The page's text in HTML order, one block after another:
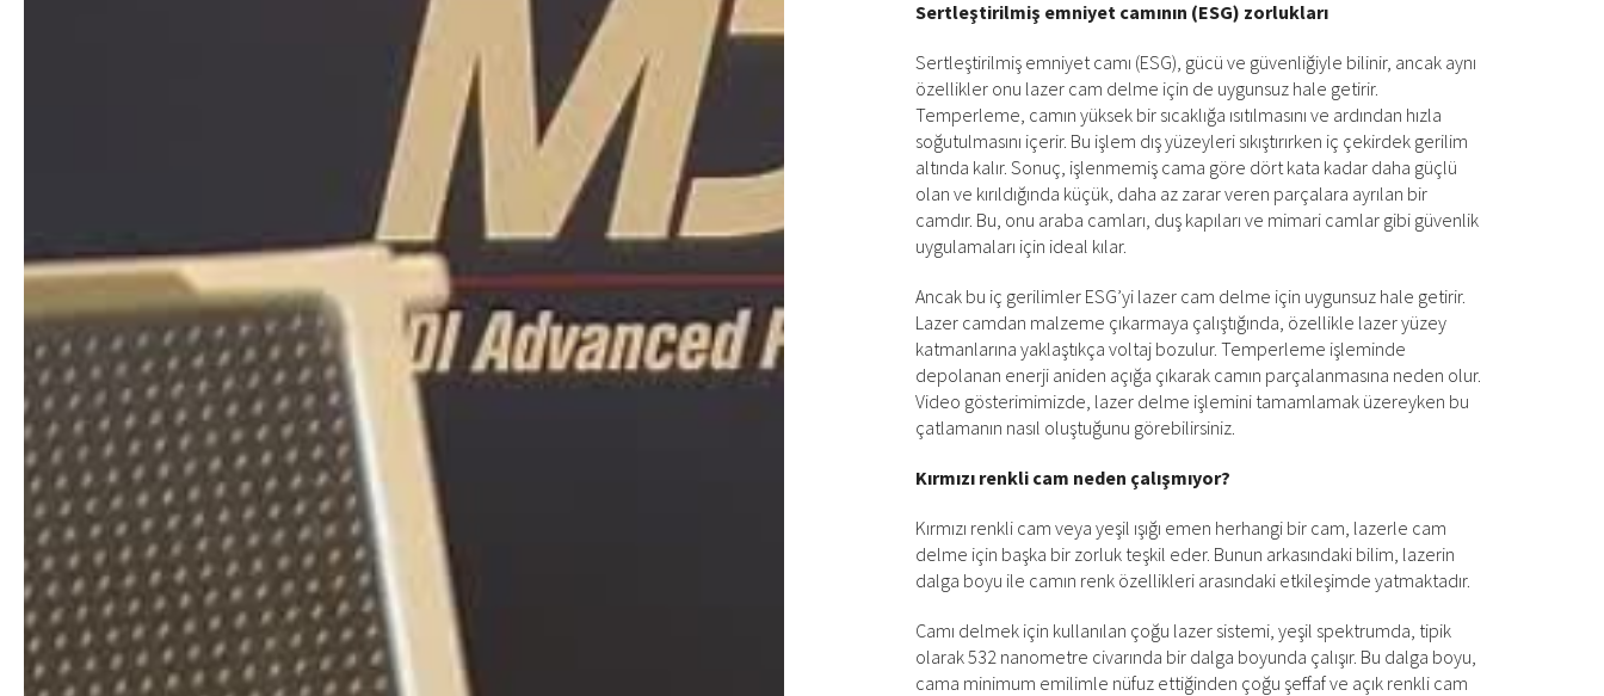
Sertleştirilmiş emniyet camının (ESG) zorlukları
Sertleştirilmiş emniyet camı (ESG), gücü ve güvenliğiyle bilinir, ancak aynı
özellikler onu lazer cam delme için de uygunsuz hale getirir.
Temperleme, camın yüksek bir sıcaklığa ısıtılmasını ve ardından hızla
soğutulmasını içerir. Bu işlem dış yüzeyleri sıkıştırırken iç çekirdek gerilim
altında kalır. Sonuç, işlenmemiş cama göre dört kata kadar daha güçlü
olan ve kırıldığında küçük, daha az zarar veren parçalara ayrılan bir
camdır. Bu, onu araba camları, duş kapıları ve mimari camlar gibi güvenlik
uygulamaları için ideal kılar.
Ancak bu iç gerilimler ESG’yi lazer cam delme için uygunsuz hale getirir.
Lazer camdan malzeme çıkarmaya çalıştığında, özellikle lazer yüzey
katmanlarına yaklaştıkça voltaj bozulur. Temperleme işleminde
depolanan enerji aniden açığa çıkarak camın parçalanmasına neden olur.
Video gösterimimizde, lazer delme işlemini tamamlamak üzereyken bu
çatlamanın nasıl oluştuğunu görebilirsiniz.
Kırmızı renkli cam neden çalışmıyor?
Kırmızı renkli cam veya yeşil ışığı emen herhangi bir cam, lazerle cam
delme için başka bir zorluk teşkil eder. Bunun arkasındaki bilim, lazerin
dalga boyu ile camın renk özellikleri arasındaki etkileşimde yatmaktadır.
Camı delmek için kullanılan çoğu lazer sistemi, yeşil spektrumda, tipik
olarak 532 nanometre civarında bir dalga boyunda çalışır. Bu dalga boyu,
cama minimum emilimle nüfuz ettiğinden çoğu şeffaf ve açık renkli cam